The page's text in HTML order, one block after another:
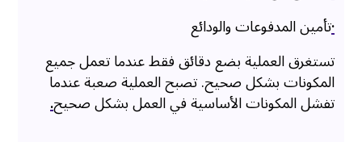
·تأمين المدفوعات والودائع
تستغرق العملية بضع دقائق فقط عندما تعمل جميع
المكونات بشكل صحيح. تصبح العملية صعبة عندما
تفشل المكونات الأساسية في العمل بشكل صحيح.